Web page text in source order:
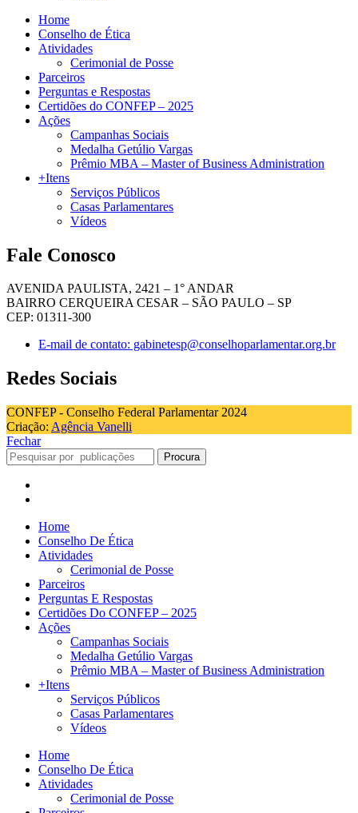
Home
Conselho de Ética
Atividades
Cerimonial de Posse
Parceiros
Perguntas e Respostas
Certidões do CONFEP – 2025
Ações
Campanhas Sociais
Medalha Getúlio Vargas
Prêmio MBA – Master of Business Administration
+Itens
Serviços Públicos
Casas Parlamentares
Vídeos
Fale Conosco
AVENIDA PAULISTA, 2421 – 1° ANDAR
BAIRRO CERQUEIRA CESAR – SÃO PAULO – SP
CEP: 01311-300
E-mail de contato: gabinetesp@conselhoparlamentar.org.br
Redes Sociais
CONFEP - Conselho Federal Parlamentar 2024
Criação: Agência Vanelli
Fechar
Procura
Home
Conselho De Ética
Atividades
Cerimonial de Posse
Parceiros
Perguntas E Respostas
Certidões Do CONFEP – 2025
Ações
Campanhas Sociais
Medalha Getúlio Vargas
Prêmio MBA – Master of Business Administration
+Itens
Serviços Públicos
Casas Parlamentares
Vídeos
Home
Conselho De Ética
Atividades
Cerimonial de Posse